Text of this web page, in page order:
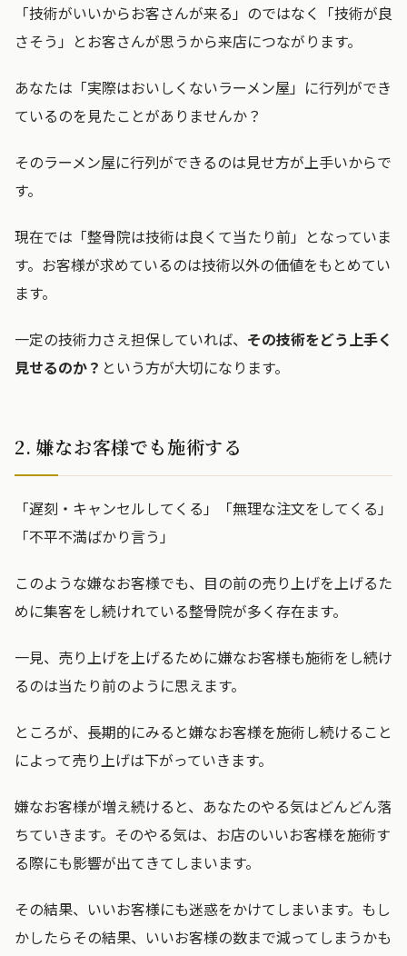
「技術がいいからお客さんが来る」のではなく「技術が良
さそう」とお客さんが思うから来店につながります。
あなたは「実際はおいしくないラーメン屋」に行列ができ
ているのを見たことがありませんか？
そのラーメン屋に行列ができるのは見せ方が上手いからで
す。
現在では「整骨院は技術は良くて当たり前」となっていま
す。お客様が求めているのは技術以外の価値をもとめてい
ます。
一定の技術力さえ担保していれば、 その技術をどう上手く
見せるのか？ という方が大切になります。
2. 嫌なお客様でも施術する
「遅刻・キャンセルしてくる」「無理な注文をしてくる」
「不平不満ばかり言う」
このような嫌なお客様でも、目の前の売り上げを上げるた
めに集客をし続けれている整骨院が多く存在ます。
一見、売り上げを上げるために嫌なお客様も施術をし続け
るのは当たり前のように思えます。
ところが、長期的にみると嫌なお客様を施術し続けること
によって売り上げは下がっていきます。
嫌なお客様が増え続けると、あなたのやる気はどんどん落
ちていきます。そのやる気は、お店のいいお客様を施術す
る際にも影響が出てきてしまいます。
その結果、いいお客様にも迷惑をかけてしまいます。もし
かしたらその結果、いいお客様の数まで減ってしまうかも